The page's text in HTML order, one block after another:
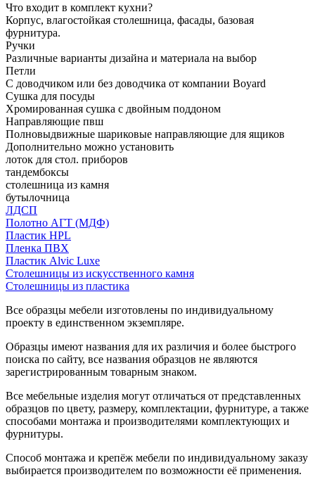
Что входит в комплект кухни?
Корпус, влагостойкая столешница, фасады, базовая
фурнитура.
Ручки
Различные варианты дизайна и материала на выбор
Петли
С доводчиком или без доводчика от компании Boyard
Сушка для посуды
Хромированная сушка с двойным поддоном
Направляющие пвш
Полновыдвижные шариковые направляющие для ящиков
Дополнительно можно установить
лоток для стол. приборов
тандембоксы
столешница из камня
бутылочница
ЛДСП
Полотно АГТ (МДФ)
Пластик HPL
Пленка ПВХ
Пластик Alvic Luxe
Столешницы из искусственного камня
Столешницы из пластика
Все образцы мебели изготовлены по индивидуальному
проекту в единственном экземпляре.
Образцы имеют названия для их различия и более быстрого
поиска по сайту, все названия образцов не являются
зарегистрированным товарным знаком.
Все мебельные изделия могут отличаться от представленных
образцов по цвету, размеру, комплектации, фурнитуре, а также
способами монтажа и производителями комплектующих и
фурнитуры.
Способ монтажа и крепёж мебели по индивидуальному заказу
выбирается производителем по возможности её применения.